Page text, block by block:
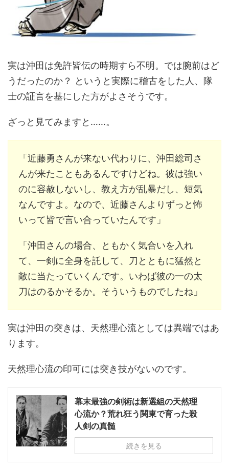
実は沖田は免許皆伝の時期すら不明。では腕前はど
うだったのか？ というと実際に稽古をした人、隊
士の証言を基にした方がよさそうです。
ざっと見てみますと……。
「近藤勇さんが来ない代わりに、沖田総司さ
んが来たこともあるんですけどね。彼は強い
のに容赦しないし、教え方が乱暴だし、短気
なんですよ。なので、近藤さんよりずっと怖
いって皆で言い合っていたんです」
「沖田さんの場合、ともかく気合いを入れ
て、一剣に全身を託して、刀とともに猛然と
敵に当たっていくんです。いわば彼の一の太
刀はのるかそるか。そういうものでしたね」
実は沖田の突きは、天然理心流としては異端ではあ
ります。
天然理心流の印可には突き技がないのです。
幕末最強の剣術は新選組の天然理
心流か？荒れ狂う関東で育った殺
人剣の真髄
続きを見る